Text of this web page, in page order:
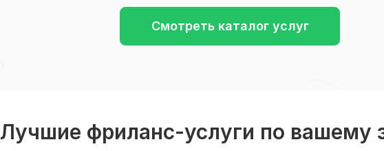
Смотреть каталог услуг
Лучшие фриланс-услуги по вашему